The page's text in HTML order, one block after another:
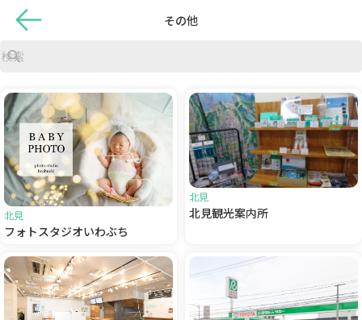
その他
北見
フォトスタジオいわぶち
北見
北見観光案内所